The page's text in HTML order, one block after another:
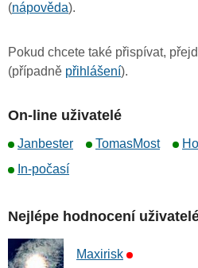
(nápověda).
Pokud chcete také přispívat,
(případně přihlášení).
On-line uživatelé
Janbester TomasMost
In-počasí
Nejlépe hodnocení
Maxirisk